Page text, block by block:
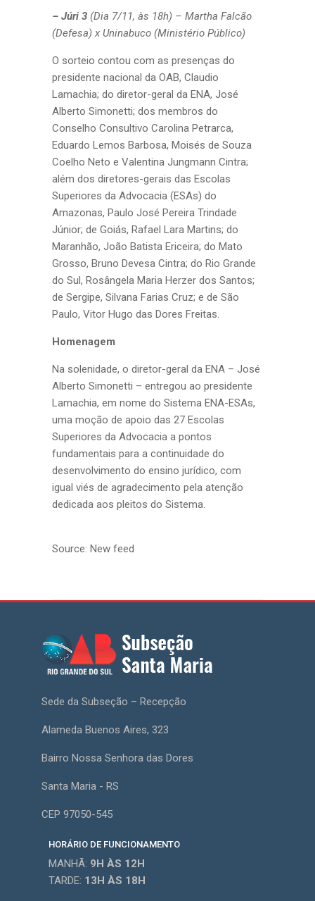
– Júri 3 (Dia 7/11, às 18h) – Martha Falcão
(Defesa) x Uninabuco (Ministério Público)
O sorteio contou com as presenças do
presidente nacional da OAB, Claudio
Lamachia; do diretor-geral da ENA, José
Alberto Simonetti; dos membros do
Conselho Consultivo Carolina Petrarca,
Eduardo Lemos Barbosa, Moisés de Souza
Coelho Neto e Valentina Jungmann Cintra;
além dos diretores-gerais das Escolas
Superiores da Advocacia (ESAs) do
Amazonas, Paulo José Pereira Trindade
Júnior; de Goiás, Rafael Lara Martins; do
Maranhão, João Batista Ericeira; do Mato
Grosso, Bruno Devesa Cintra; do Rio Grande
do Sul, Rosângela Maria Herzer dos Santos;
de Sergipe, Silvana Farias Cruz; e de São
Paulo, Vitor Hugo das Dores Freitas.
Homenagem
Na solenidade, o diretor-geral da ENA – José
Alberto Simonetti – entregou ao presidente
Lamachia, em nome do Sistema ENA-ESAs,
uma moção de apoio das 27 Escolas
Superiores da Advocacia a pontos
fundamentais para a continuidade do
desenvolvimento do ensino jurídico, com
igual viés de agradecimento pela atenção
dedicada aos pleitos do Sistema.
Source: New feed
Sede da Subseção – Recepção
Alameda Buenos Aires, 323
Bairro Nossa Senhora das Dores
Santa Maria - RS
CEP 97050-545
HORÁRIO DE FUNCIONAMENTO
MANHÃ: 9H ÀS 12H
TARDE: 13H ÀS 18H